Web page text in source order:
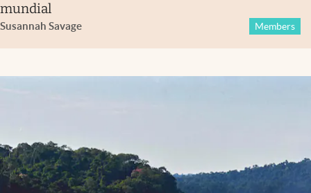
mundial
Susannah Savage Members